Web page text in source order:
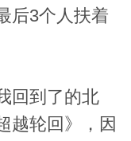
后3个人扶着
回到了的北
越轮回》，因